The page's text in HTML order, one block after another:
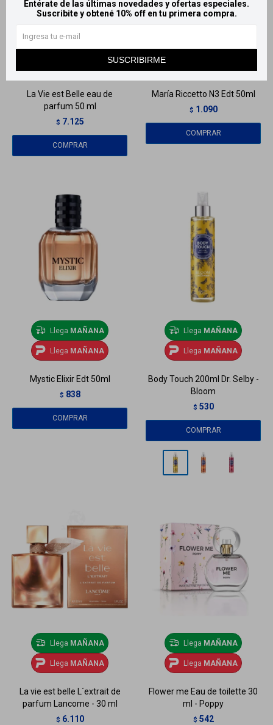
Entérate de las últimas novedades y ofertas especiales.
Suscribite y obtené 10% off en tu primera compra.
SUSCRIBIRME
La Vie est Belle eau de
parfum 50 ml
$ 7.125
María Riccetto N3 Edt 50ml
$ 1.090
Llega MAÑANA
Llega MAÑANA
Mystic Elixir Edt 50ml
$ 838
Llega MAÑANA
Llega MAÑANA
Body Touch 200ml Dr. Selby -
Bloom
$ 530
Llega MAÑANA
Llega MAÑANA
La vie est belle L´extrait de
parfum Lancome - 30 ml
$ 6.110
Llega MAÑANA
Llega MAÑANA
Flower me Eau de toilette 30
ml - Poppy
$ 542